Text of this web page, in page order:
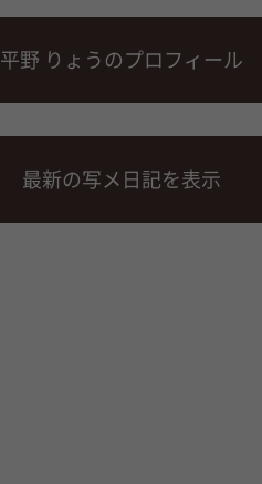
平野 りょうのプロフィール
最新の写メ日記を表示